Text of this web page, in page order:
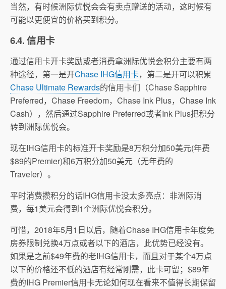
当然，有时候洲际优悦会会有卖点赠送的活动，这时候有
可能以更便宜的价格买到积分。
6.4. 信用卡
通过信用卡开卡奖励或者消费拿洲际优悦会积分主要有两
种途径，第一是开Chase IHG信用卡，第二是开可以积累
Chase Ultimate Rewards的信用卡们（Chase Sapphire
Preferred，Chase Freedom，Chase Ink Plus，Chase Ink
Cash），然后通过Sapphire Preferred或者Ink Plus把积分
转到洲际优悦会。
现在IHG信用卡的标准开卡奖励是8万积分加50美元(年费
$89的Premier)和6万积分加50美元（无年费的
Traveler）。
平时消费攒积分的话IHG信用卡没太多亮点：非洲际消
费，每1美元会得到1个洲际优悦会积分。
可惜，2018年5月1日以后，随着Chase IHG信用卡年度免
房券限制兑换4万点或者以下的酒店，此优势已经没有。
如果是之前$49年费的老IHG信用卡，而且对于某个4万点
以下的价格还不低的酒店有经常刚需，此卡可留；$89年
费的IHG Premier信用卡无论如何现在看来不值得长期保留